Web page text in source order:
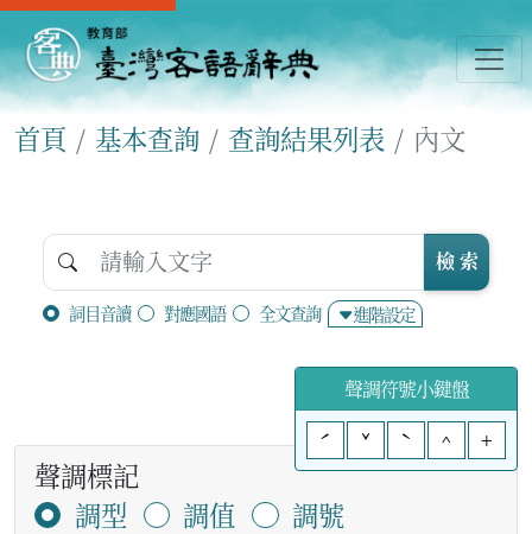
首頁 基本查詢 查詢結果列表 內文
詞目音讀 對應國語 全文查詢 進階設定
檢 索
聲調符號小鍵盤
ˊ
ˇ ˋ ^ +
聲調標記
調型
調值
調號